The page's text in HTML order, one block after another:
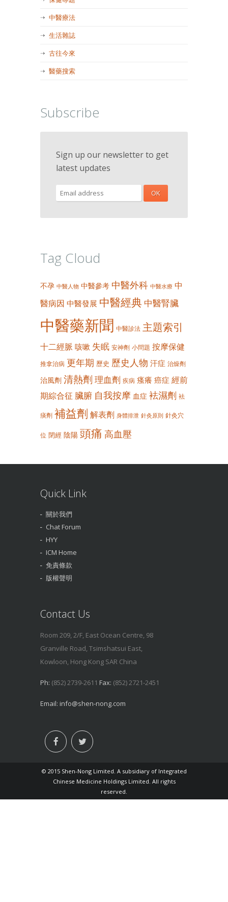
中醫療法
生活雜誌
古往今來
醫藥搜索
Subscribe
Sign up our newsletter to get
latest updates
Tag Cloud
不孕 中醫人物 中醫參考 中醫外科 中醫水療 中
醫病因 中醫發展 中醫經典 中醫腎臟
中醫藥新聞 中醫診法 主題索引
十二經脈 咳嗽 失眠 安神劑 小問題 按摩保健
推拿治病 更年期 歷史 歷史人物 汗症 治燥劑
治風劑 清熱劑 理血劑 疾病 瘙癢 癌症 經前
期綜合征 臟腑 自我按摩 血症 袪濕劑 袪
痰劑 補益劑 解表劑 身體排泄 針灸原則 針灸穴
位 閉經 陰陽 頭痛 高血壓
Quick Link
關於我們
Chat Forum
HYY
ICM Home
免責條款
版權聲明
Contact Us
Room 209, 2/F, East Ocean Centre, 98
Granville Road, Tsimshatsui East,
Kowloon, Hong Kong SAR China
Ph: (852) 2739-2611 Fax: (852) 2721-2451
Email: info@shen-nong.com
© 2015 Shen-Nong Limited. A subsidiary of Integrated
Chinese Medicine Holdings Limited. All rights
reserved.